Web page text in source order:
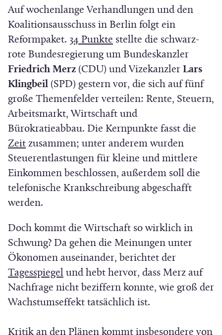
)
e
m
F
e
n
s
t
e
r
)
Auf wochenlange Verhandlungen und den
Koalitionsausschuss in Berlin folgt ein
Reformpaket. 34 Punkte
Ö
f
f
n
e
t
i
n
n
e
m
F
e
n
s
t
stellte die schwarz-
rote Bundesregierung um Bundeskanzler
Friedrich Merz (CDU) und Vizekanzler Lars
Klingbeil (SPD) gestern vor, die sich auf fünf
große Themenfelder verteilen: Rente, Steuern,
Arbeitsmarkt, Wirtschaft und
Bürokratieabbau. Die Kernpunkte fasst die
Zeit(
Ö
f
f
n
t
i
n
n
e
u
zusammen; unter anderem wurden
Steuerentlastungen für kleine und mittlere
Einkommen beschlossen, außerdem soll die
telefonische Krankschreibung abgeschafft
werden.
Doch kommt die Wirtschaft so wirklich in
Schwung? Da gehen die Meinungen unter
Ökonomen auseinander, berichtet der
Tagesspiegel(
Ö
f
n
und hebt hervor, dass Merz auf
Nachfrage nicht beziffern konnte, wie groß der
Wachstumseffekt tatsächlich ist.
Kritik an den Plänen kommt insbesondere von